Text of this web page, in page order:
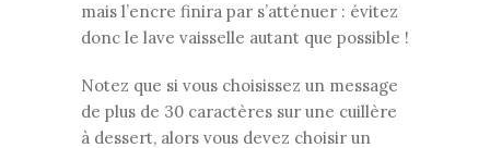
mais l’encre finira par s’atténuer : évitez
donc le lave vaisselle autant que possible !
Notez que si vous choisissez un message
de plus de 30 caractères sur une cuillère
à dessert, alors vous devez choisir un